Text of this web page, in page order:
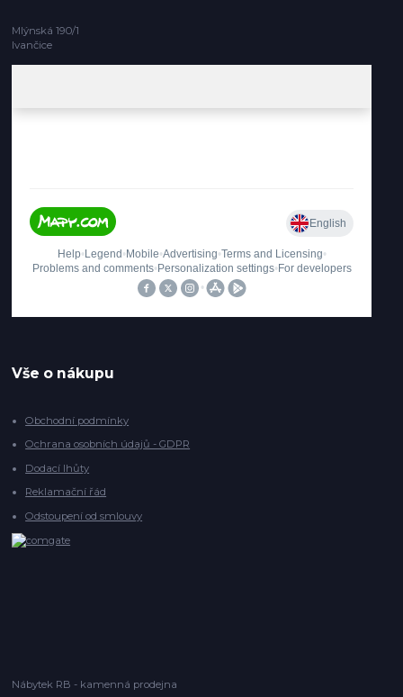
Mlýnská 190/1
Ivančice
Vše o nákupu
Obchodní podmínky
Ochrana osobních údajů - GDPR
Dodací lhůty
Reklamační řád
Odstoupení od smlouvy
Nábytek RB - kamenná prodejna